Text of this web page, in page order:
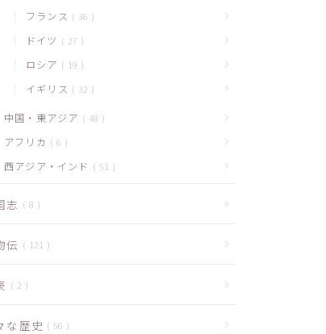
フランス 36
ドイツ 27
ロシア 19
イギリス 32
中国・東アジア 48
アフリカ 6
西アジア・インド 51
志 8
伝 121
2
な歴史 56